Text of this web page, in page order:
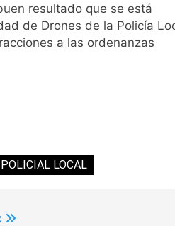
resultado que se está
de Drones de la Policía
a las ordenanzas
POLICIAL LOCAL